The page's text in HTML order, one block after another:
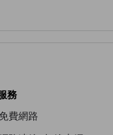
務
免費網路